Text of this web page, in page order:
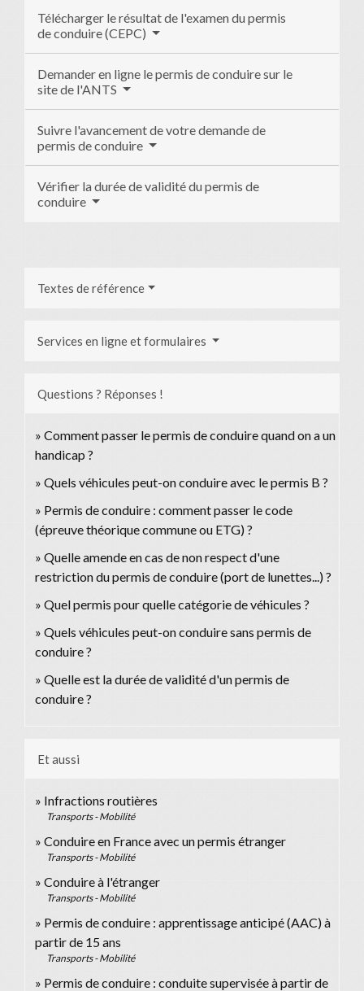
Télécharger le résultat de l'examen du permis
de conduire (CEPC)
Demander en ligne le permis de conduire sur le
site de l'ANTS
Suivre l'avancement de votre demande de
permis de conduire
Vérifier la durée de validité du permis de
conduire
Textes de référence
Services en ligne et formulaires
Questions ? Réponses !
Comment passer le permis de conduire quand on a un
handicap ?
Quels véhicules peut-on conduire avec le permis B ?
Permis de conduire : comment passer le code
(épreuve théorique commune ou ETG) ?
Quelle amende en cas de non respect d'une
restriction du permis de conduire (port de lunettes...) ?
Quel permis pour quelle catégorie de véhicules ?
Quels véhicules peut-on conduire sans permis de
conduire ?
Quelle est la durée de validité d'un permis de
conduire ?
Et aussi
Infractions routières
Transports - Mobilité
Conduire en France avec un permis étranger
Transports - Mobilité
Conduire à l'étranger
Transports - Mobilité
Permis de conduire : apprentissage anticipé (AAC) à
partir de 15 ans
Transports - Mobilité
Permis de conduire : conduite supervisée à partir de